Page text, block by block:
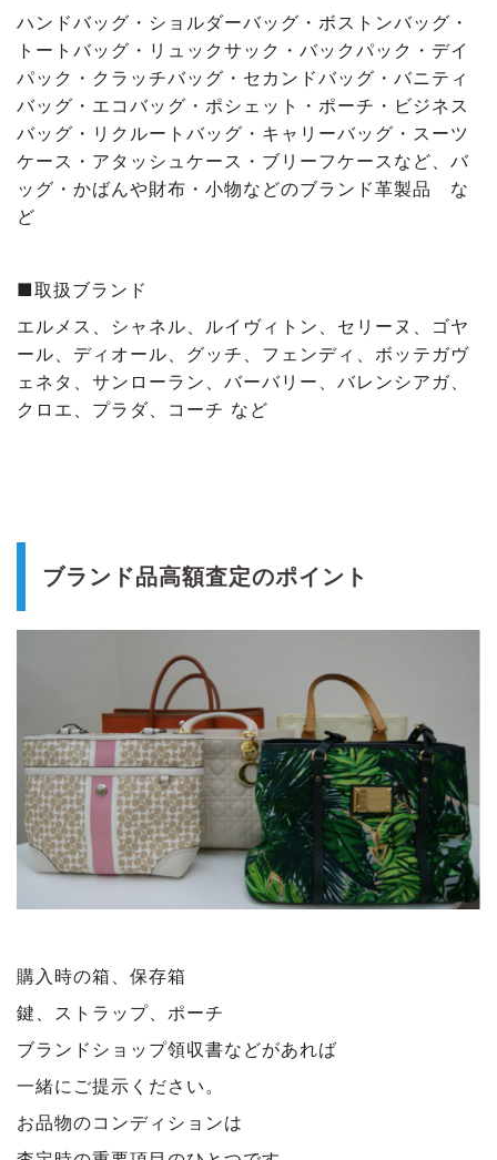
ハンドバッグ・ショルダーバッグ・ボストンバッグ・
トートバッグ・リュックサック・バックパック・デイ
パック・クラッチバッグ・セカンドバッグ・バニティ
バッグ・エコバッグ・ポシェット・ポーチ・ビジネス
バッグ・リクルートバッグ・キャリーバッグ・スーツ
ケース・アタッシュケース・ブリーフケースなど、バ
ッグ・かばんや財布・小物などのブランド革製品 な
ど
■取扱ブランド
エルメス、シャネル、ルイヴィトン、セリーヌ、ゴヤ
ール、ディオール、グッチ、フェンディ、ボッテガヴ
ェネタ、サンローラン、バーバリー、バレンシアガ、
クロエ、プラダ、コーチ など
ブランド品高額査定のポイント
購入時の箱、保存箱
鍵、ストラップ、 ポーチ
ブランドショップ領収書などがあれば
一緒にご提示ください。
お品物のコンディションは